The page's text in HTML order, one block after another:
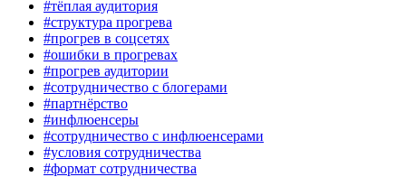
#тёплая аудитория
#структура прогрева
#прогрев в соцсетях
#ошибки в прогревах
#прогрев аудитории
#сотрудничество с блогерами
#партнёрство
#инфлюенсеры
#сотрудничество с инфлюенсерами
#условия сотрудничества
#формат сотрудничества